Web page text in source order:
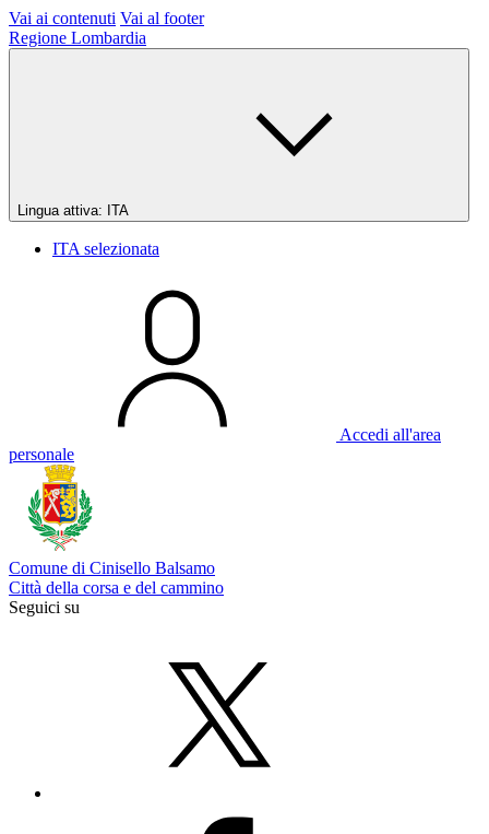
Vai ai contenuti Vai al footer
Regione Lombardia
Lingua attiva: ITA
ITA selezionata
Accedi all'area
personale
Comune di Cinisello Balsamo
Città della corsa e del cammino
Seguici su